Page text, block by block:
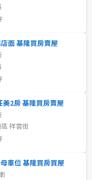
面 基隆買房賣屋
2房 基隆買房賣屋
祥雲街
車位 基隆買房買屋